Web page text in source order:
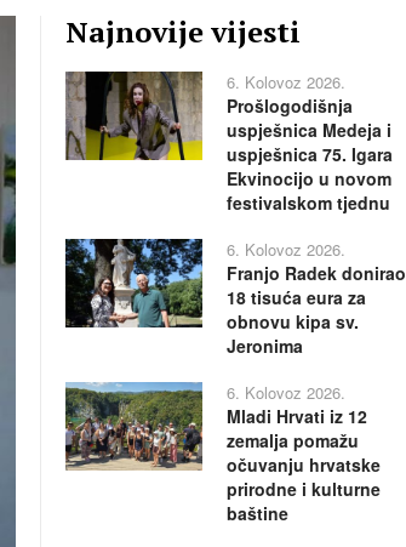
Najnovije vijesti
6. Kolovoz 2026.
Prošlogodišnja
uspješnica Medeja i
uspješnica 75. Igara
Ekvinocijo u novom
festivalskom tjednu
6. Kolovoz 2026.
Franjo Radek donirao
18 tisuća eura za
obnovu kipa sv.
Jeronima
6. Kolovoz 2026.
Mladi Hrvati iz 12
zemalja pomažu
očuvanju hrvatske
prirodne i kulturne
baštine